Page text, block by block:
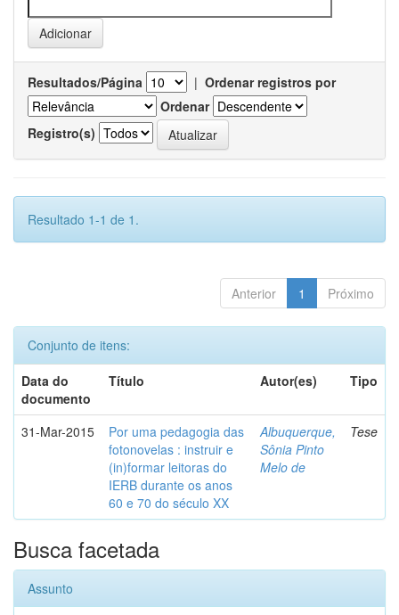
Resultados/Página | Ordenar registros por
Ordenar
Registro(s)
Resultado 1-1 de 1.
Anterior 1 Próximo
Conjunto de itens:
Data do
documento
Título Autor(es) Tipo
31-Mar-2015
Por uma pedagogia das
fotonovelas : instruir e
(in)formar leitoras do
IERB durante os anos
60 e 70 do século XX
Albuquerque,
Sônia Pinto
Melo de
Tese
Busca facetada
Assunto